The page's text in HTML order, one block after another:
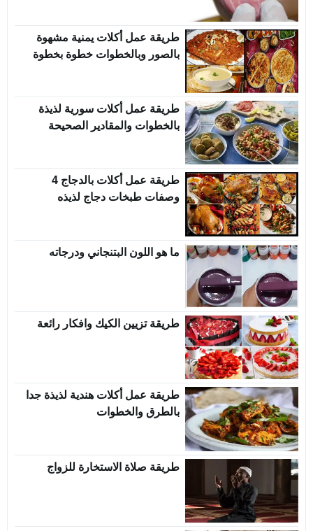
طريقة عمل أكلات يمنية مشهوة
بالصور وبالخطوات خطوة بخطوة
طريقة عمل أكلات سورية لذيذة
بالخطوات والمقادير الصحيحة
طريقة عمل أكلات بالدجاج 4
وصفات طبخات دجاج لذيذه
ما هو اللون البتنجاني ودرجاته
طريقة تزيين الكيك وافكار رائعة
طريقة عمل أكلات هندية لذيذة جدا
بالطرق والخطوات
طريقة صلاة الاستخارة للزواج